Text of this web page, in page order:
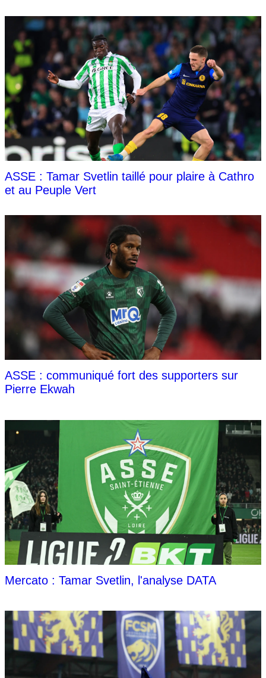
ASSE : Tamar Svetlin taillé pour plaire à Cathro
et au Peuple Vert
ASSE : communiqué fort des supporters sur
Pierre Ekwah
Mercato : Tamar Svetlin, l'analyse DATA